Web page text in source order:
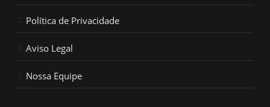
Política de Privacidade
Aviso Legal
Nossa Equipe